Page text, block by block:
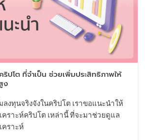
ริปโต ที่จำเป็น ช่วยเพิ่มประสิทธิภาพให้
ง
ลงทุนจริงจังในคริปโต เราขอแนะนำให้
คราะห์คริปโต เหล่านี้ ที่จะมาช่วยดูแล
คราะห์